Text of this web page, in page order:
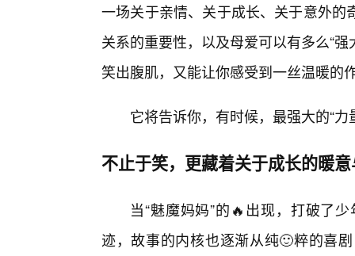
一场关于亲情、关于成长、关于意外
关系的重要性，以及母爱可以有多么“
笑出腹肌，又能让你感受到一丝温暖的
它将告诉你，有时候，最强大的“
不止于笑，更藏着关于成长的暖
当“魅魔妈妈”的🔥出现，打破了
迹，故事的内核也逐渐从纯🙂粹的喜